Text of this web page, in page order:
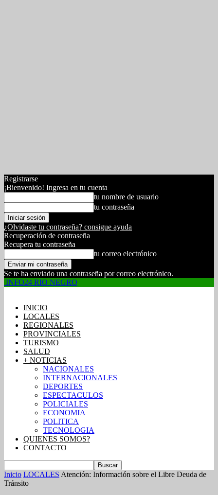
Registrarse
¡Bienvenido! Ingresa en tu cuenta
tu nombre de usuario
tu contraseña
¿Olvidaste tu contraseña? consigue ayuda
Recuperación de contraseña
Recupera tu contraseña
tu correo electrónico
Se te ha enviado una contraseña por correo electrónico.
INFO24 RIO NEGRO
INICIO
LOCALES
REGIONALES
PROVINCIALES
TURISMO
SALUD
+ NOTICIAS
NACIONALES
INTERNACIONALES
DEPORTES
ESPECTACULOS
POLICIALES
ECONOMIA
POLITICA
TECNOLOGIA
QUIENES SOMOS?
CONTACTO
Inicio LOCALES Atención: Información sobre el Libre Deuda de
Tránsito